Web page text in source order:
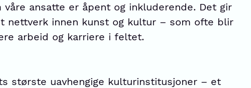
ansatte er åpent og inkluderende. Det gir
nettverk innen kunst og kultur – som ofte blir
arbeid og karriere i feltet.
største uavhengige kulturinstitusjoner – et